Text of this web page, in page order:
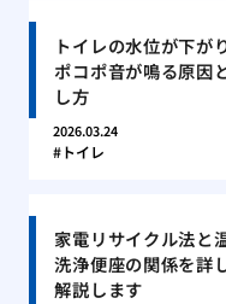
トイレの水位が下が
ポコポ音が鳴る原因
し方
2026.03.24
トイレ
家電リサイクル法と
洗浄便座の関係を詳
解説します